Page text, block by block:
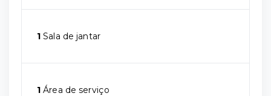
1 Sala de jantar
1 Área de serviço